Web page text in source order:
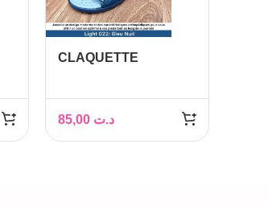
CLAQUETTE
د.ت